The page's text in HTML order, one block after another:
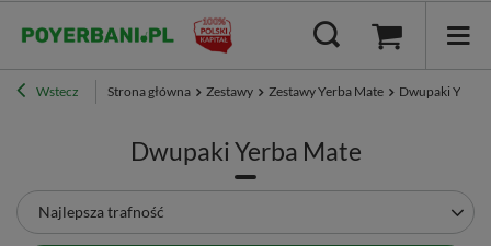
Wstecz Strona główna Zestawy Zestawy Yerba Mate Dwupaki Yerba
Dwupaki Yerba Mate
Zmień sortowanie
Najlepsza trafność